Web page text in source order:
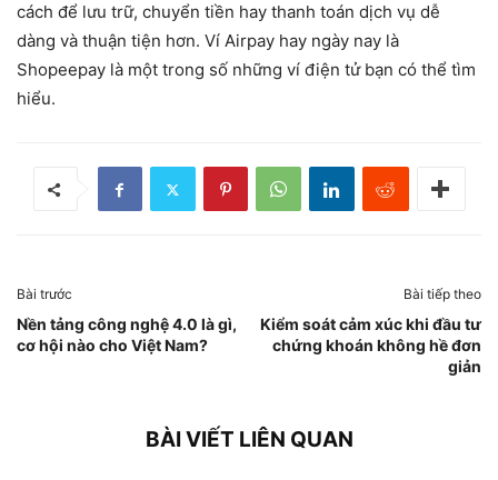
cách để lưu trữ, chuyển tiền hay thanh toán dịch vụ dễ
dàng và thuận tiện hơn. Ví Airpay hay ngày nay là
Shopeepay là một trong số những ví điện tử bạn có thể tìm
hiểu.
Bài trước
Nền tảng công nghệ 4.0 là gì,
cơ hội nào cho Việt Nam?
Bài tiếp theo
Kiểm soát cảm xúc khi đầu tư
chứng khoán không hề đơn
giản
BÀI VIẾT LIÊN QUAN